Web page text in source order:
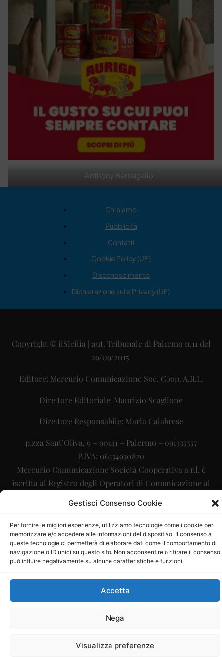
Gestisci Consenso Cookie
Per fornire le migliori esperienze, utilizziamo tecnologie come i cookie per
memorizzare e/o accedere alle informazioni del dispositivo. Il consenso a
queste tecnologie ci permetterà di elaborare dati come il comportamento di
navigazione o ID unici su questo sito. Non acconsentire o ritirare il consenso
può influire negativamente su alcune caratteristiche e funzioni.
Accetta
Nega
Visualizza preferenze
Anthony Barbagallo
Chi siamo
Pubblicità
Contatti
Cookie Policy (UE)
Disconoscimento
Dichiarazione sulla Privacy (UE)
Copyright © ilSicilia | aut. Tribunale di Palermo n.11 del
29/09/2015
Editore: Mercurio Comunicazione Soc. Coop. A.R.L.
Direttore Editoriale: Maurizio Scaglione
Direttore Responsabile: Maria Calabrese
p.zza Sant’Oliva, 9 – 90141 – Palermo – 091335557
P.IVA: 06334930820
Mercurio Comunicazione Società Cooperativa a r.l. è
iscritta al Registro degli Operatori di Comunicazione al